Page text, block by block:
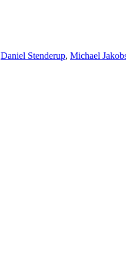
Daniel Stenderup, Michael